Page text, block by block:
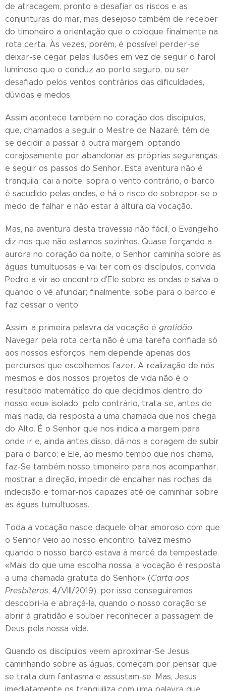
de atracagem, pronto a desafiar os riscos e as
conjunturas do mar, mas desejoso também de receber
do timoneiro a orientação que o coloque finalmente na
rota certa. Às vezes, porém, é possível perder-se,
deixar-se cegar pelas ilusões em vez de seguir o farol
luminoso que o conduz ao porto seguro, ou ser
desafiado pelos ventos contrários das dificuldades,
dúvidas e medos.
Assim acontece também no coração dos discípulos,
que, chamados a seguir o Mestre de Nazaré, têm de
se decidir a passar à outra margem, optando
corajosamente por abandonar as próprias seguranças
e seguir os passos do Senhor. Esta aventura não é
tranquila: cai a noite, sopra o vento contrário, o barco
é sacudido pelas ondas, e há o risco de sobrepor-se o
medo de falhar e não estar à altura da vocação.
Mas, na aventura desta travessia não fácil, o Evangelho
diz-nos que não estamos sozinhos. Quase forçando a
aurora no coração da noite, o Senhor caminha sobre as
águas tumultuosas e vai ter com os discípulos, convida
Pedro a vir ao encontro d'Ele sobre as ondas e salva-o
quando o vê afundar; finalmente, sobe para o barco e
faz cessar o vento.
Assim, a primeira palavra da vocação é gratidão.
Navegar pela rota certa não é uma tarefa confiada só
aos nossos esforços, nem depende apenas dos
percursos que escolhemos fazer. A realização de nós
mesmos e dos nossos projetos de vida não é o
resultado matemático do que decidimos dentro do
nosso «eu» isolado; pelo contrário, trata-se, antes de
mais nada, da resposta a uma chamada que nos chega
do Alto. É o Senhor que nos indica a margem para
onde ir e, ainda antes disso, dá-nos a coragem de subir
para o barco; e Ele, ao mesmo tempo que nos chama,
faz-Se também nosso timoneiro para nos acompanhar,
mostrar a direção, impedir de encalhar nas rochas da
indecisão e tornar-nos capazes até de caminhar sobre
as águas tumultuosas.
Toda a vocação nasce daquele olhar amoroso com que
o Senhor veio ao nosso encontro, talvez mesmo
quando o nosso barco estava à mercê da tempestade.
«Mais do que uma escolha nossa, a vocação é resposta
a uma chamada gratuita do Senhor» (Carta aos
Presbíteros, 4/VIII/2019); por isso conseguiremos
descobri-la e abraçá-la, quando o nosso coração se
abrir à gratidão e souber reconhecer a passagem de
Deus pela nossa vida.
Quando os discípulos veem aproximar-Se Jesus
caminhando sobre as águas, começam por pensar que
se trata dum fantasma e assustam-se. Mas, Jesus